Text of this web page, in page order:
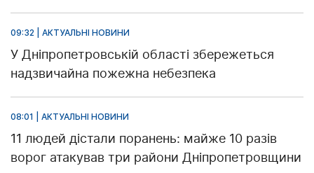
09:32 | АКТУАЛЬНІ НОВИНИ
У Дніпропетровській області збережеться
надзвичайна пожежна небезпека
08:01 | АКТУАЛЬНІ НОВИНИ
11 людей дістали поранень: майже 10 разів
ворог атакував три райони Дніпропетровщини